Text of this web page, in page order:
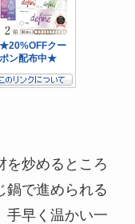
を炒めるところ
鍋で進められる
手早く温かい一